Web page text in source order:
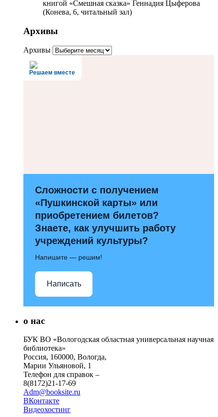
книгой «Смешная сказка» Геннадия Цыферова
(Конева, 6, читальный зал)
Архивы
Архивы
Решаем вместе
Сложности с получением
«Пушкинской карты» или
приобретением билетов?
Знаете, как улучшить работу
учреждений культуры?
Напишите — решим!
Написать
о нас
БУК ВО «Вологодская областная универсальная научная
библиотека»
Россия, 160000, Вологда,
Марии Ульяновой, 1
Телефон для справок –
8(8172)21-17-69
Adm@booksite.ru
ВКонтакте
Видеохостинг